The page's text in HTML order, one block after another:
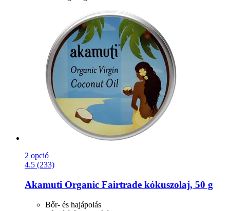
2 opció
4.5 (233)
Akamuti Organic Fairtrade kókuszolaj, 50 g
Bőr- és hajápolás